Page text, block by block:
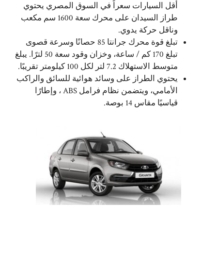
أقل السيارات سعراً في السوق المصري يحتوي
طراز السيدان على محرك سعة 1600 سم مكعب
وناقل حركة يدوي.
تبلغ قوة محرك جرانتا 85 حصانًا وسرعة قصوى
تبلغ 170 كم / ساعة، وخزان وقود سعة 50 لترًا. يبلغ
متوسط ​​الاستهلاك 7.2 لتر لكل 100 كيلومتر تقريبًا.
يحتوي الطراز على وسائد هوائية للسائق والراكب
الأمامي، ويتضمن نظام فرامل ABS ، وإطارًا
قياسيًا مقاس 14 بوصة.